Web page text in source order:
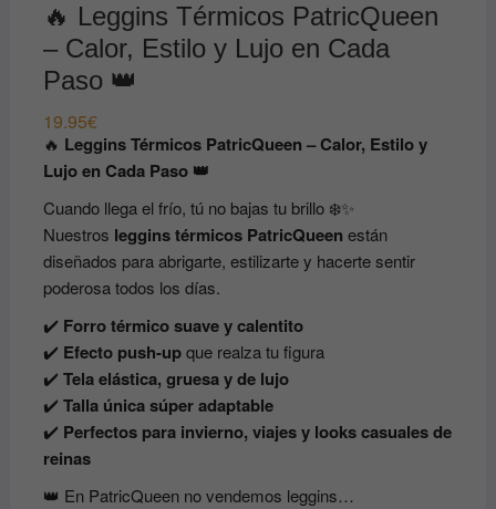
🔥 Leggins Térmicos PatricQueen
– Calor, Estilo y Lujo en Cada
Paso 👑
19.95€
🔥 Leggins Térmicos PatricQueen – Calor, Estilo y
Lujo en Cada Paso 👑
Cuando llega el frío, tú no bajas tu brillo ❄️✨
Nuestros leggins térmicos PatricQueen están
diseñados para abrigarte, estilizarte y hacerte sentir
poderosa todos los días.
✔️ Forro térmico suave y calentito
✔️ Efecto push-upque realza tu figura
✔️ Tela elástica, gruesa y de lujo
✔️ Talla única súper adaptable
✔️ Perfectos para invierno, viajes y looks casuales de
reinas
👑 En PatricQueen no vendemos leggins…